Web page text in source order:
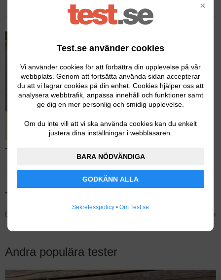
×
Test.se använder cookies
Vi använder cookies för att förbättra din upplevelse på vår
webbplats. Genom att fortsätta använda sidan accepterar
du att vi lagrar cookies på din enhet. Cookies hjälper oss att
analysera webbtrafik, anpassa innehåll och funktioner samt
ge dig en mer personlig och smidig upplevelse.
Om du inte vill att vi ska använda cookies kan du enkelt
justera dina inställningar i webbläsaren.
BARA NÖDVÄNDIGA
GODKÄNN ALLA
Sekretesspolicy • Om Test.se
Test av vakuumförpackare – Läs hela testet
Tidigare testvinnare
Bäst i test – FoodSaver V-2860 Vakuumförpackare ›
Andra populära tester